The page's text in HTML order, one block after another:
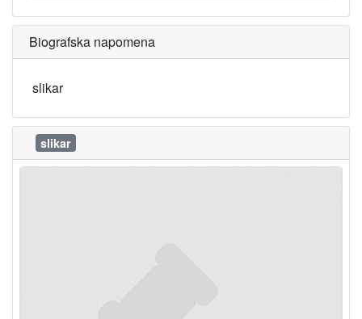
Biografska napomena
slikar
slikar